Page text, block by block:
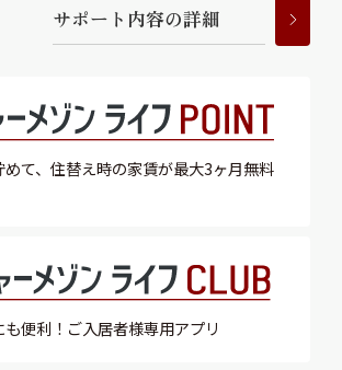
サポー ト 内容の詳細
て、 住替え時の家賃が最大3ヶ月無料
便利！ ご入居者様専用アプリ